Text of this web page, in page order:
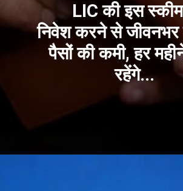
LIC की इस
निवेश करने से जीवनभर
पैसों की कमी, हर
रहेंगे...